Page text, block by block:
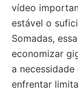
vídeo
estável o
Somadas,
economizar
a
enfrentar